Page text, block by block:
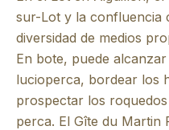
sur-Lot y la confluencia
diversidad de medios
En bote, puede
lucioperca, bordear los
prospectar los
perca. El Gîte du Martin